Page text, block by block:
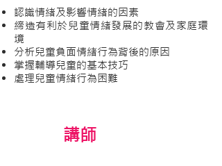
認識情緒及影響情緒的因素
締造有利於兒童情緒發展的教會及家庭環
境
分析兒童負面情緒行為背後的原因
掌握輔導兒童的基本技巧
處理兒童情緒行為困難
​講師